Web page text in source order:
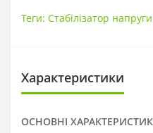
Теги: Стабілізатор
Характеристики
ОСНОВНІ